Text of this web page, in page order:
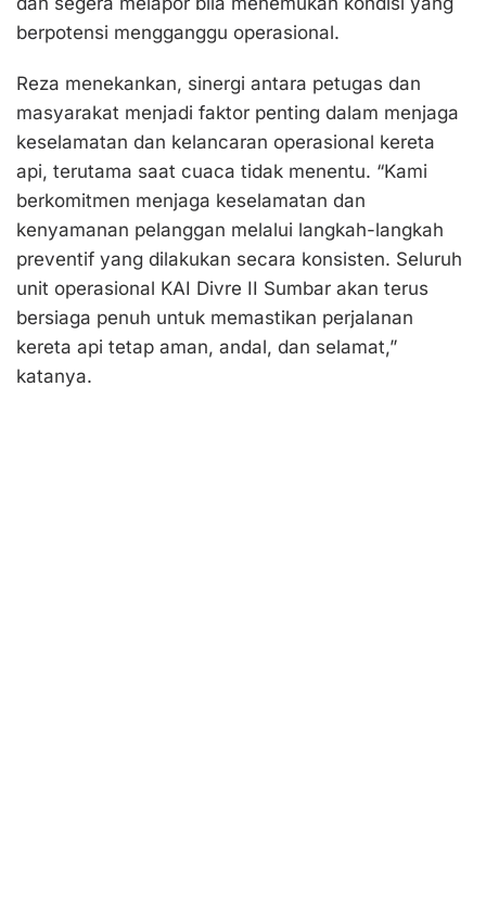
berpotensi mengganggu operasional.
Reza menekankan, sinergi antara petugas dan
masyarakat menjadi faktor penting dalam menjaga
keselamatan dan kelancaran operasional kereta
api, terutama saat cuaca tidak menentu. “Kami
berkomitmen menjaga keselamatan dan
kenyamanan pelanggan melalui langkah-langkah
preventif yang dilakukan secara konsisten. Seluruh
unit operasional KAI Divre II Sumbar akan terus
bersiaga penuh untuk memastikan perjalanan
kereta api tetap aman, andal, dan selamat,”
katanya.